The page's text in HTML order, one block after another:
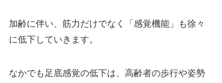
加齢に伴い、筋力だけでなく「感覚機能」も徐々
に低下していきます。
なかでも足底感覚の低下は、高齢者の歩行や姿勢